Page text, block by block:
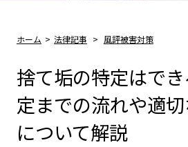
ホーム > 法律記事 > 風評被害対策
捨て垢の特定はで
定までの流れや適
について解説